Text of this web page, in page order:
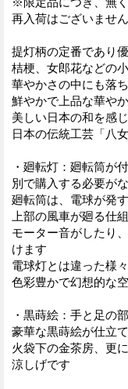
再入荷はございません
提灯柄の定番であり
桔梗、女郎花などの
華やかさの中にも落
鮮やかで上品な華や
美しい日本の和を感
日本の伝統工芸「八女
・廻転灯：廻転筒が
別で購入する必要が
廻転筒は、電球が発
上部の風車が廻る仕
モーター音がしたり
けます
電球灯とは違った様
色彩豊かで幻想的な
・黒蒔絵：手と足の
豪華な黒蒔絵が仕立
火袋下の金茶房、更
涼しげです